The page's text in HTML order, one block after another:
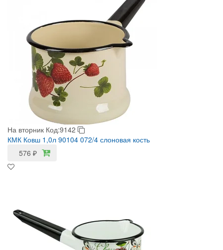
На вторник Код:9142
КМК Ковш 1,0л 90104 072/4 слоновая кость
576 ₽